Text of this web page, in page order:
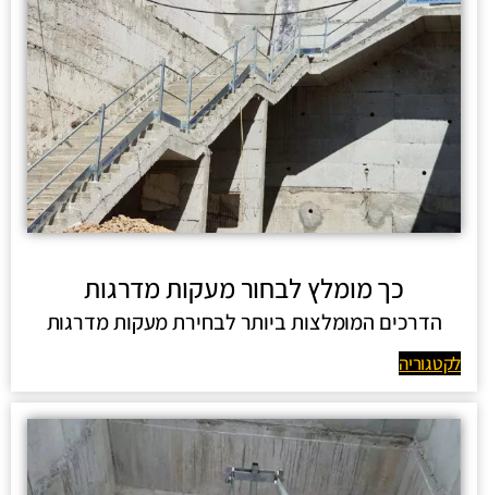
כך מומלץ לבחור מעקות מדרגות
הדרכים המומלצות ביותר לבחירת מעקות מדרגות
לקטגוריה